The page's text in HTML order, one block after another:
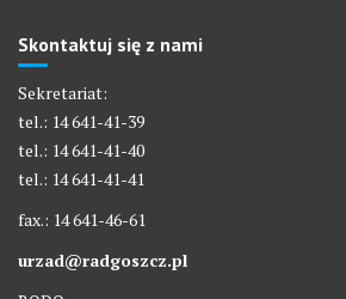
Skontaktuj się z nami
Sekretariat:
tel.: 14 641-41-39
tel.: 14 641-41-40
tel.: 14 641-41-41
fax.: 14 641-46-61
urzad@radgoszcz.pl